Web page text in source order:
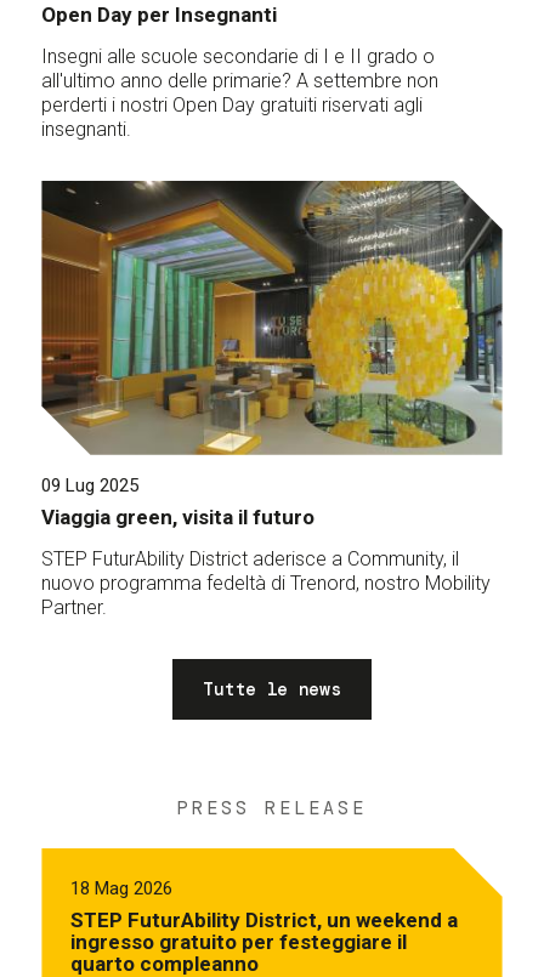
Open Day per Insegnanti
Insegni alle scuole secondarie di I e II grado o
all'ultimo anno delle primarie? A settembre non
perderti i nostri Open Day gratuiti riservati agli
insegnanti.
09 Lug 2025
Viaggia green, visita il futuro
STEP FuturAbility District aderisce a Community, il
nuovo programma fedeltà di Trenord, nostro Mobility
Partner.
Tutte le news
PRESS RELEASE
18 Mag 2026
STEP FuturAbility District, un weekend a
ingresso gratuito per festeggiare il
quarto compleanno